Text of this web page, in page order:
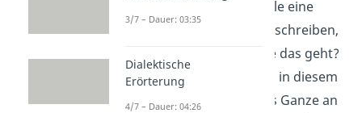
Du sollst in deiner Schule eine
spannende Geschichte
schreiben,
aber du weißt nicht, wie das geht?
In unserem Beitrag und in diesem
Video
zeigen wir dir das Ganze an
3/7 – Dauer: 03:35
Dialektische
Erörterung
4/7 – Dauer: 04:26